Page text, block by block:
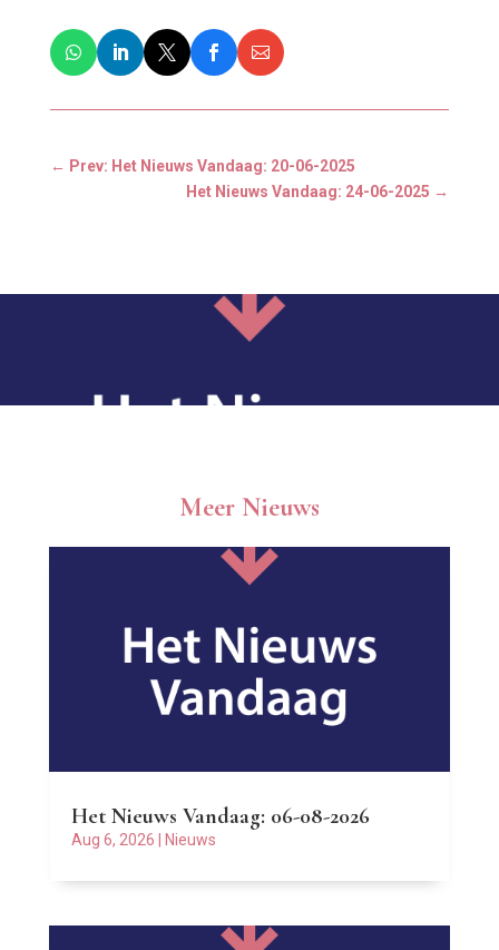
← Prev: Het Nieuws Vandaag: 20-06-2025
Het Nieuws Vandaag: 24-06-2025 →
Meer Nieuws
Het Nieuws Vandaag: 06-08-2026
Aug 6, 2026 Nieuws